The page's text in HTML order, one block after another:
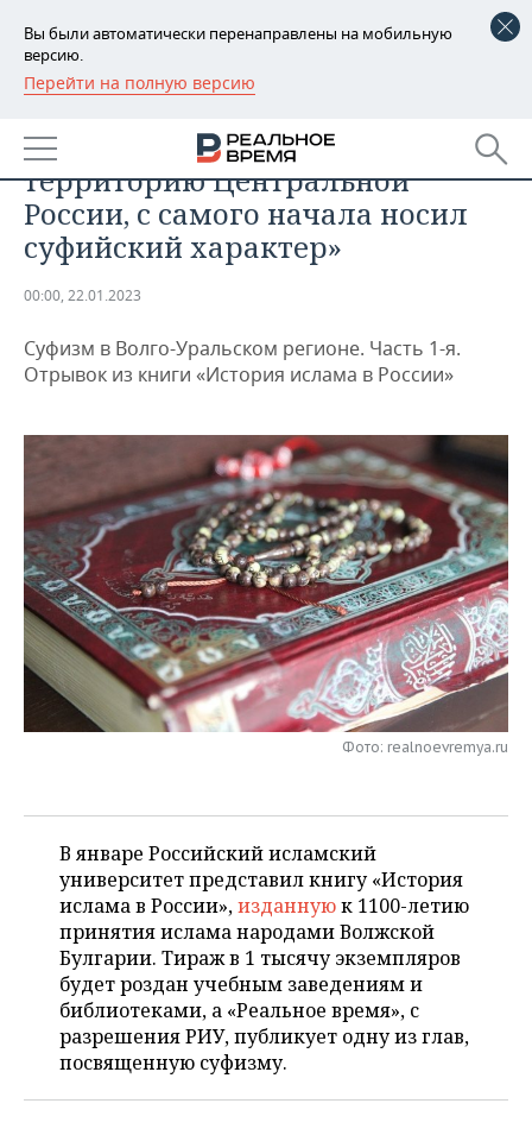
Вы были автоматически перенаправлены на мобильную
версию.
Перейти на полную версию
РЕГИОНЫ
БАШКОРТОСТАН
ТАТАРСТАН
УДМУРТИЯ
НОВОСТИ
АНАЛИТИКА
НОВОСТИ АНАЛИТИКИ
ДЕКЛАРАЦИИ О ДОХОДАХ
КОРОЛИ ГОСЗАКАЗА ПФО
КОМУ ПРИНАДЛЕЖАТ
ТОРГОВЫЕ ЦЕНТРЫ
ТАТАРСТАНА
ЭКОНОМИКА
НОВОСТИ ЭКОНОМИКИ
ФИНАНСЫ
ИНВЕСТИЦИИ
ПРОМЫШЛЕННОСТЬ
НОВОСТИ
ПРОМЫШЛЕННОСТИ
АГРОПРОМ
МАШИНОСТРОЕНИЕ
НЕФТЕХИМИЯ
НЕФТЬ
ОПК
ЭНЕРГЕТИКА
НЕДВИЖИМОСТЬ
НОВОСТИ БИЗНЕСА
РОЗНИЧНАЯ ТОРГОВЛЯ
ТРАНСПОРТ
УСЛУГИ
ТЕХНОЛОГИИ
НОВОСТИ ТЕХНОЛОГИЙ
IT
МЕДИА
МЕРОПРИЯТИЯ
НОВОСТИ МЕРОПРИЯТИЙ
ВЫЕЗДНАЯ РЕДАКЦИЯ
ОТКРЫТАЯ ЛЕКЦИЯ
СПОРТ
НОВОСТИ СПОРТА
БАСКЕТБОЛ
ВОЛЕЙБОЛ
КИБЕРСПОРТ
ФИГУРНОЕ КАТАНИЕ
ВОДНЫЕ ВИДЫ СПОРТА
ОБЩЕСТВО
ИНФРАСТРУКТУРА
ИСТОРИЯ
КУЛЬТУРА
МЕДИЦИНА
ОБРАЗОВАНИЕ
СПРАВОЧНИК
СПИСОК ПЕРСОН
СПИСОК КОМПАНИЙ
ПОЛНАЯ ВЕРСИЯ
«Ислам, принесенный на
территорию Центральной
России, с самого начала носил
суфийский характер»
00:00, 22.01.2023
Суфизм в Волго-Уральском регионе. Часть 1-я.
Отрывок из книги «История ислама в России»
Фото: realnoevremya.ru
В январе Российский исламский
университет представил книгу «История
ислама в России»,изданнуюк 1100-летию
принятия ислама народами Волжской
Булгарии. Тираж в 1 тысячу экземпляров
будет роздан учебным заведениям и
библиотеками, а «Реальное время», с
разрешения РИУ, публикует одну из глав,
посвященную суфизму.